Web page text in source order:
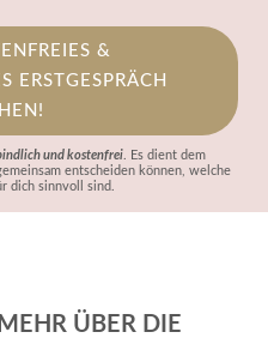
&
ERSTGESPRÄCH
und kostenfrei. Es dient dem
entscheiden können, welche
dich sinnvoll sind.
ÜBER DIE